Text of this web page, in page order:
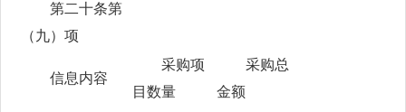
第二十条第
（九）项
信息内容
采购项
目数量
采购总
金额